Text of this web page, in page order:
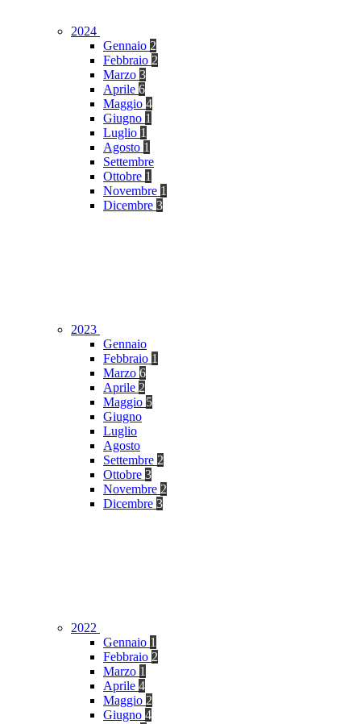
2024
Gennaio 2
Febbraio 2
Marzo 3
Aprile 6
Maggio 4
Giugno 1
Luglio 1
Agosto 1
Settembre
Ottobre 1
Novembre 1
Dicembre 3
2023
Gennaio
Febbraio 1
Marzo 6
Aprile 2
Maggio 5
Giugno
Luglio
Agosto
Settembre 2
Ottobre 3
Novembre 2
Dicembre 3
2022
Gennaio 1
Febbraio 2
Marzo 1
Aprile 4
Maggio 2
Giugno 4